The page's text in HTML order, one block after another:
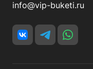
info@vip-buketi.ru